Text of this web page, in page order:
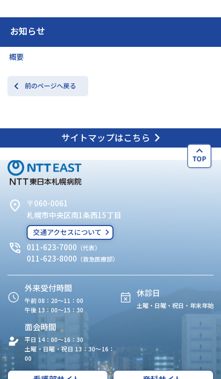
お知らせ
概要
前のページへ戻る
サイトマップはこちら
〒060-0061
札幌市中央区南1条西15丁目
交通アクセスについて
011-623-7000 （代表）
011-623-8000 （救急医療部）
外来受付時間
午前 08：20〜11：00
午後 13：00〜15：30
休診日
土曜・日曜・祝日・年末年始
面会時間
平日 14：00〜16：30
土曜・日曜・祝日 13：30〜16：
00